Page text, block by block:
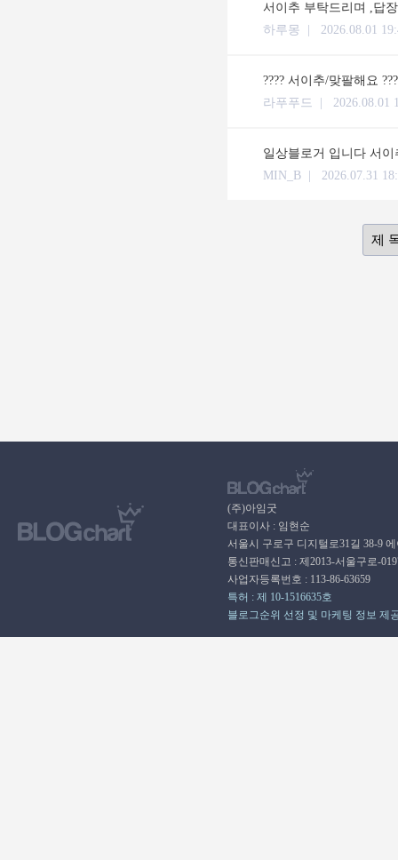
서이추 부탁드리며 ,답
하루몽 | 2026.08.01
???? 서이추/맞팔해요
라푸푸드 | 2026.08.01
일상블로거 입니다 서이
MIN_B | 2026.07.31
(주)아임굿
대표이사 : 임현순
서울시 구로구 디지털로31길 38-9
통신판매신고 : 제2013-서울구로-
사업자등록번호 : 113-86-63659
특허 : 제 10-1516635호
블로그순위 선정 및 마케팅 정보 제